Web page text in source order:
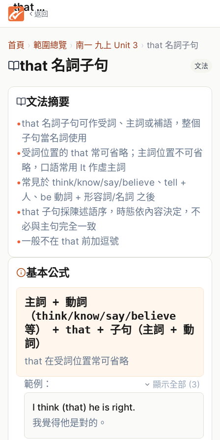
返回
that 名詞子句
首頁 › 範圍總覽 › 南一 九上 Unit 3 › that 名詞子句
that 名詞子句 文法
文法摘要
•that 名詞子句可作受詞、主詞或補語，整個
子句當名詞使用
•受詞位置的 that 常可省略；主詞位置不可省
略，口語常用 It 作虛主詞
•常見於 think/know/say/believe、tell +
人、be 動詞 + 形容詞/名詞 之後
•that 子句採陳述語序，時態依內容決定，不
必與主句完全一致
•一般不在 that 前加逗號
基本公式
主詞 + 動詞
（think/know/say/believe
等） + that + 子句（主詞 + 動
詞）
that 在受詞位置常可省略
範例： 顯示全部 (3)
I think (that) he is right.
我覺得他是對的。